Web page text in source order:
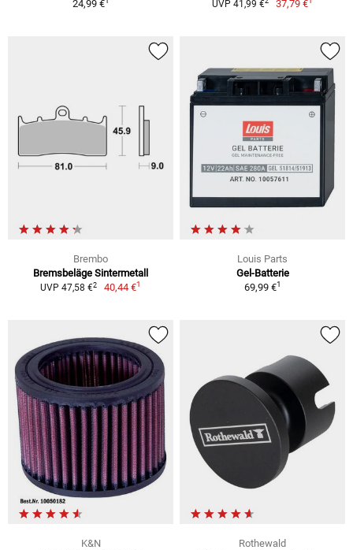
24,99 € UVP 41,99 € 37,79 €
Brembo
Bremsbeläge Sintermetall
UVP 47,58 €2 40,44 €1
Louis Parts
Gel-Batterie
69,99 €1
K&N
Rothewald